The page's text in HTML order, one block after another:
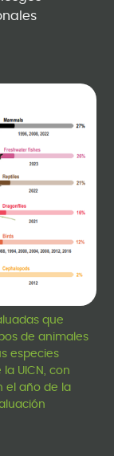
que
de animales
especies
UICN, con
el año de la